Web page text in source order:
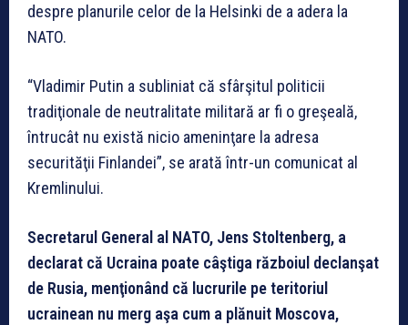
despre planurile celor de la Helsinki de a adera la
NATO.
“Vladimir Putin a subliniat că sfârşitul politicii
tradiţionale de neutralitate militară ar fi o greşeală,
întrucât nu există nicio ameninţare la adresa
securităţii Finlandei”, se arată într-un comunicat al
Kremlinului.
Secretarul General al NATO, Jens Stoltenberg, a
declarat că Ucraina poate câştiga războiul declanşat
de Rusia, menţionând că lucrurile pe teritoriul
ucrainean nu merg aşa cum a plănuit Moscova,